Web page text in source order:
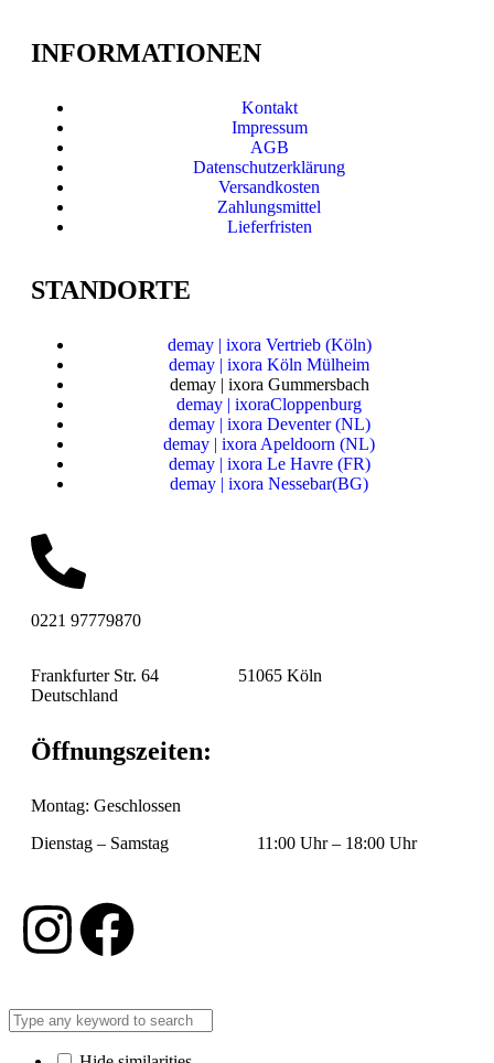
INFORMATIONEN
Kontakt
Impressum
AGB
Datenschutzerklärung
Versandkosten
Zahlungsmittel
Lieferfristen
STANDORTE
demay | ixora Vertrieb (Köln)
demay | ixora Köln Mülheim
demay | ixora Gummersbach
demay | ixoraCloppenburg
demay | ixora Deventer (NL)
demay | ixora Apeldoorn (NL)
demay | ixora Le Havre (FR)
demay | ixora Nessebar(BG)
0221 97779870
Frankfurter Str. 64 51065 Köln
Deutschland
Öffnungszeiten:
Montag: Geschlossen
Dienstag – Samstag 11:00 Uhr – 18:00 Uhr